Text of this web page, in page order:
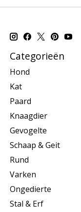
Categorieën
Hond
Kat
Paard
Knaagdier
Gevogelte
Schaap & Geit
Rund
Varken
Ongedierte
Stal & Erf